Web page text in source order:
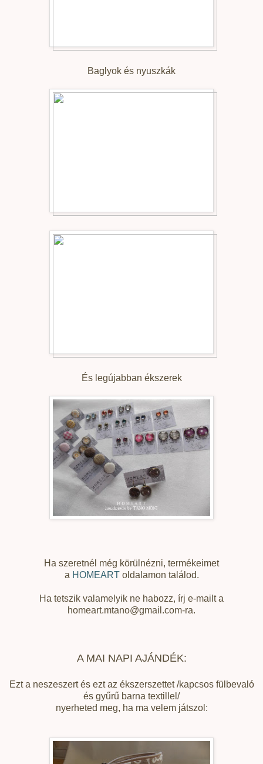
Baglyok és nyuszkák
És legújabban ékszerek
Ha szeretnél még körülnézni, termékeimet
a HOMEARToldalamon találod.
Ha tetszik valamelyik ne habozz, írj e-mailt a
homeart.mtano@gmail.com-ra.
A MAI NAPI AJÁNDÉK:
Ezt a neszeszert és ezt az ékszerszettet /kapcsos fülbevaló
és gyűrű barna textillel/
nyerheted meg, ha ma velem játszol: